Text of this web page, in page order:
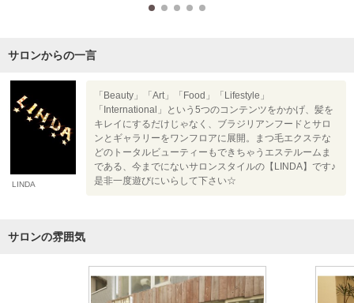
サロンからの一言
LINDA
「Beauty」「Art」「Food」「Lifestyle」
「International」という5つのコンテンツをかかげ、髪を
キレイにするだけじゃなく、ブラジリアンフードとサロ
ンとギャラリーをワンフロアに展開。まつ毛エクステな
どのトータルビューティーもできちゃうエステルームま
である、今までにないサロンスタイルの【LINDA】です♪
是非一度遊びにいらして下さい☆
サロンの雰囲気